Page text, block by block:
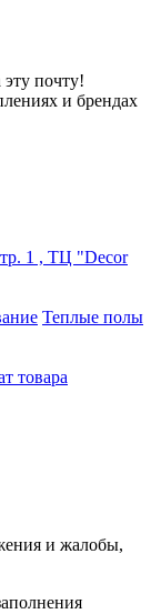
почту!
и брендах
1 , ТЦ "Decor
Теплые полы
товара
и жалобы,